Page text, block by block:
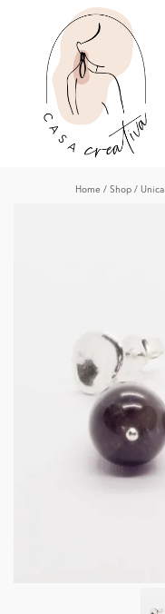
Home / Shop / Unica